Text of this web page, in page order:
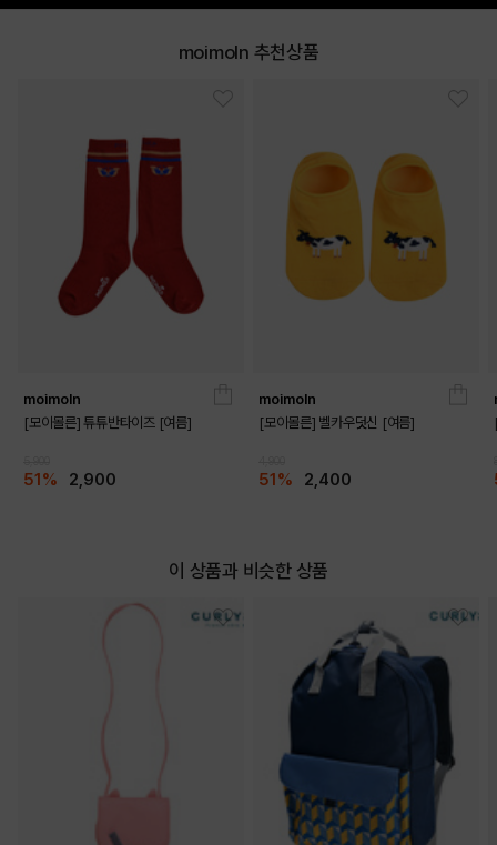
moimoln 추천상품
moimoln
[모이몰른] 튜튜반타이즈 [여름]
51% 2,900
moimoln
[모이몰른] 벨카우덧신 [여름]
51% 2,400
이 상품과 비슷한 상품